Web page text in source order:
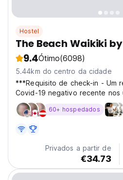
Hostel
The Beach Waikiki by
9.4Ótimo(6098)
5.44km do centro da cidade
***Requisito de check-in - Um
Covid-19 negativo recente nos
Uma prova
60+ hospedados
Privados a partir de
€34.73